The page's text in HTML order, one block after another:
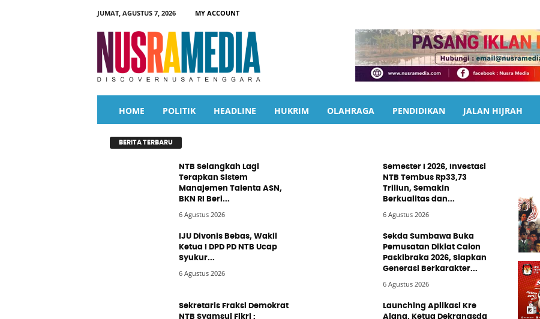
JUMAT, AGUSTUS 7, 2026
MY ACCOUNT
u
e
d
a
HOME POLITIK HEADLINE HUKRIM OLAHRAGA PENDIDIKAN JALAN HIJRAH
BERITA TERBARU
NTB Selangkah Lagi
Terapkan Sistem
Manajemen Talenta ASN,
BKN RI Beri...
6 Agustus 2026
Semester I 2026, Investasi
NTB Tembus Rp33,73
Triliun, Semakin
Berkualitas dan...
6 Agustus 2026
IJU Divonis Bebas, Wakil
Ketua I DPD PD NTB Ucap
Syukur...
6 Agustus 2026
Sekda Sumbawa Buka
Pemusatan Diklat Calon
Paskibraka 2026, Siapkan
Generasi Berkarakter...
6 Agustus 2026
Sekretaris Fraksi Demokrat
NTB Syamsul Fikri :
Launching Aplikasi Kre
Alang, Ketua Dekranasda